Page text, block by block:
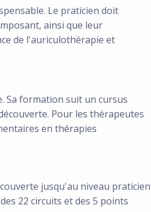
Le praticien doit
ainsi que leur
de l'auriculothérapie et
Sa formation suit un cursus
Pour les thérapeutes
en thérapies
jusqu'au niveau praticien
22 circuits et des 5 points